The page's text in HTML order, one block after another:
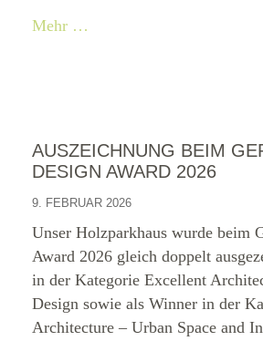
Mehr …
AUSZEICHNUNG BEIM
DESIGN AWARD 2026
9. FEBRUAR 2026
Unser Holzparkhaus wurde beim
Award 2026 gleich doppelt
in der Kategorie Excellent
Design sowie als Winner in der
Architecture – Urban Space and